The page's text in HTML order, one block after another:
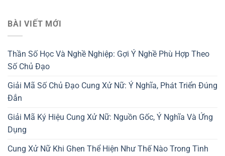
BÀI VIẾT MỚI
Thần Số Học Và Nghề Nghiệp: Gợi Ý Nghề Phù Hợp Theo
Số Chủ Đạo
Giải Mã Số Chủ Đạo Cung Xử Nữ: Ý Nghĩa, Phát Triển Đúng
Đắn
Giải Mã Ký Hiệu Cung Xử Nữ: Nguồn Gốc, Ý Nghĩa Và Ứng
Dụng
Cung Xử Nữ Khi Ghen Thể Hiện Như Thế Nào Trong Tình